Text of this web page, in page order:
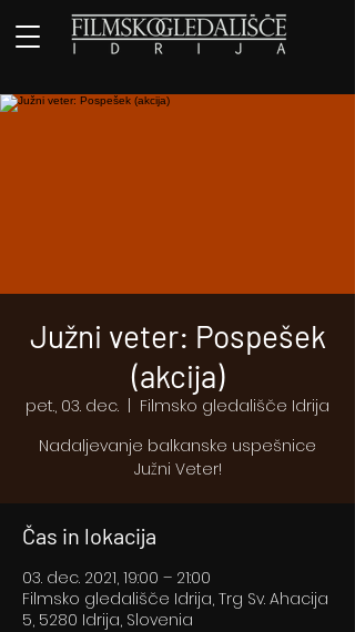
Južni veter: Pospešek
(akcija)
pet., 03. dec.
Filmsko gledališče Idrija
Nadaljevanje balkanske uspešnice
Južni Veter!
Čas in lokacija
03. dec. 2021, 19:00 – 21:00
Filmsko gledališče Idrija, Trg Sv. Ahacija
5, 5280 Idrija, Slovenia